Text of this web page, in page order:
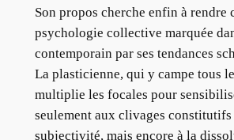
Son propos cherche enfin à rendre
psychologie collective marquée
contemporain par ses tendances
La plasticienne, qui y campe tous
multiplie les focales pour
seulement aux clivages constitutifs
subjectivité, mais encore à la